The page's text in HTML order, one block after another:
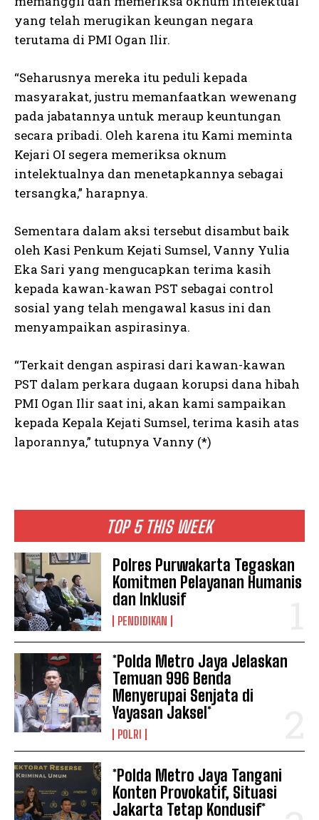
TOP 5 THIS WEEK
Polres Purwakarta Tegaskan
Komitmen Pelayanan Humanis
dan Inklusif
PENDIDIKAN
*Polda Metro Jaya Jelaskan
Temuan 996 Benda
Menyerupai Senjata di
Yayasan Jaksel*
POLRI
*Polda Metro Jaya Tangani
Konten Provokatif, Situasi
Jakarta Tetap Kondusif*
yang telah merugikan keungan negara
terutama di PMI Ogan Ilir.
“Seharusnya mereka itu peduli kepada
masyarakat, justru memanfaatkan wewenang
pada jabatannya untuk meraup keuntungan
secara pribadi. Oleh karena itu Kami meminta
Kejari OI segera memeriksa oknum
intelektualnya dan menetapkannya sebagai
tersangka,” harapnya.
Sementara dalam aksi tersebut disambut baik
oleh Kasi Penkum Kejati Sumsel, Vanny Yulia
Eka Sari yang mengucapkan terima kasih
kepada kawan-kawan PST sebagai control
sosial yang telah mengawal kasus ini dan
menyampaikan aspirasinya.
“Terkait dengan aspirasi dari kawan-kawan
PST dalam perkara dugaan korupsi dana hibah
PMI Ogan Ilir saat ini, akan kami sampaikan
kepada Kepala Kejati Sumsel, terima kasih atas
laporannya,” tutupnya Vanny (*)